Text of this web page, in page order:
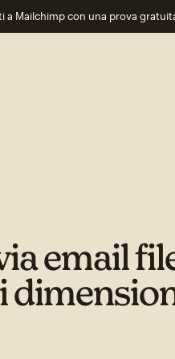
a Mailchimp con una prova
email